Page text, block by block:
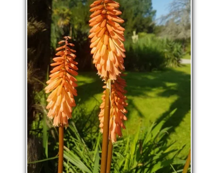
Événements▼
Contact